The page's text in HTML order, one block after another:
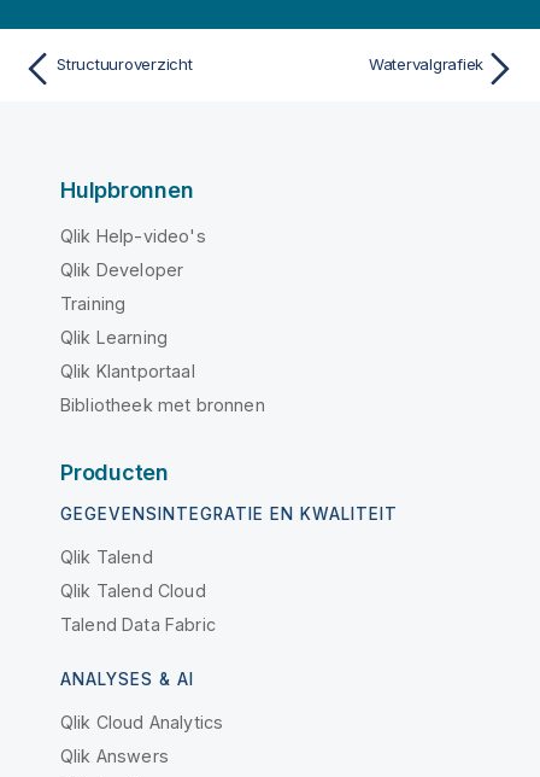
Structuuroverzicht Watervalgrafiek
Hulpbronnen
Qlik Help-video's
Qlik Developer
Training
Qlik Learning
Qlik Klantportaal
Bibliotheek met bronnen
Producten
GEGEVENSINTEGRATIE EN KWALITEIT
Qlik Talend
Qlik Talend Cloud
Talend Data Fabric
ANALYSES & AI
Qlik Cloud Analytics
Qlik Answers